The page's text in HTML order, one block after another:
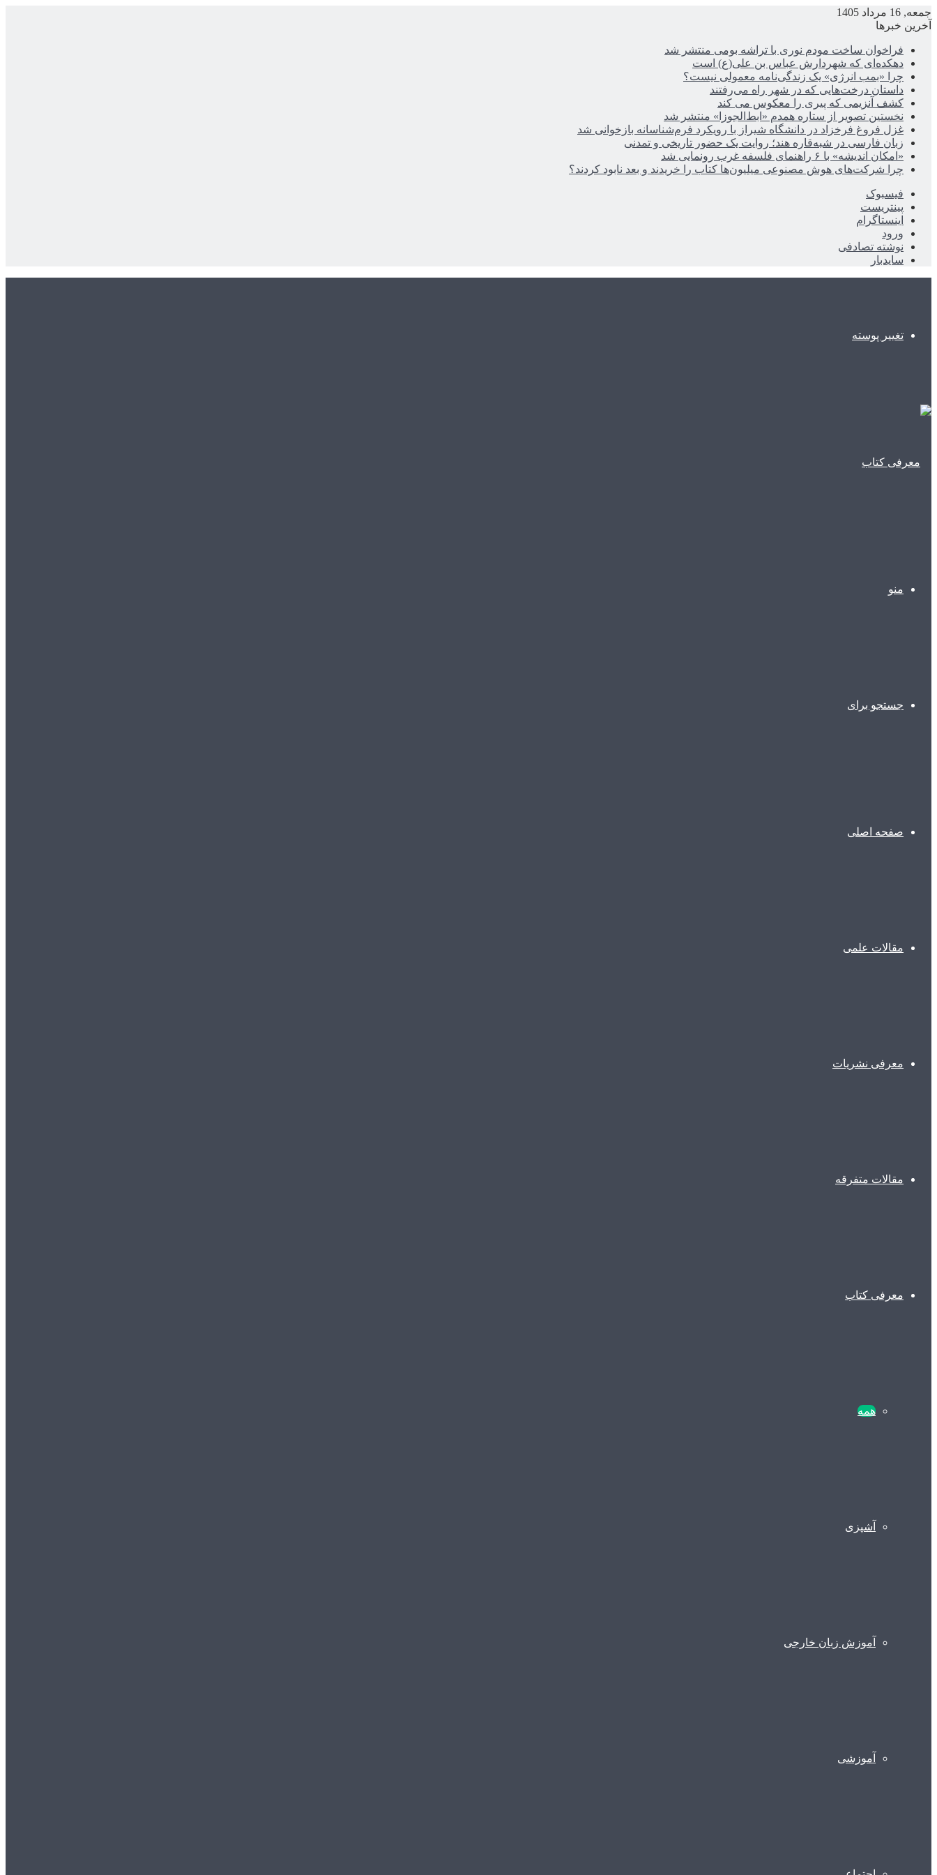
جمعه, 16 مرداد 1405
آخرین خبرها
فراخوان ساخت مودم نوری با تراشه بومی منتشر شد
دهکده‌ای که شهردارش عباس بن علی(ع) است
چرا «بمب انرژی» یک زندگی‌نامه معمولی نیست؟
داستان درخت‌هایی که در شهر راه می‌رفتند
کشف آنزیمی که پیری را معکوس می کند
نخستین تصویر از ستاره همدم «ابط‌الجوزا» منتشر شد
غزل فروغ فرخزاد در دانشگاه شیراز با رویکرد فرم‌شناسانه بازخوانی شد
زبان فارسی در شبه‌قاره هند؛ روایت یک حضور تاریخی و تمدنی
«امکان اندیشه» با ۶ راهنمای فلسفه غرب رونمایی شد
چرا شرکت‌های هوش مصنوعی میلیون‌ها کتاب را خریدند و بعد نابود کردند؟
فیسبوک
پینتریست
اینستاگرام
ورود
نوشته تصادفی
سایدبار
تغییر پوسته
منو
جستجو برای
صفحه اصلی
مقالات علمی
معرفی نشریات
مقالات متفرقه
معرفی کتاب
همه
آشپزی
آموزش زبان خارجی
آموزشی